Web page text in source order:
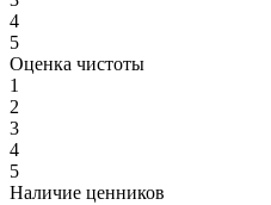
4
5
Оценка чистоты
1
2
3
4
5
Наличие ценников